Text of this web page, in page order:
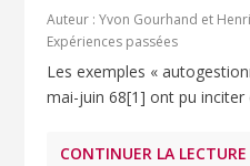
Auteur :Yvon Gourhand et
Expériences passées
Les exemples «
mai-juin 68[1] ont pu inciter
CONTINUER LA LECTURE